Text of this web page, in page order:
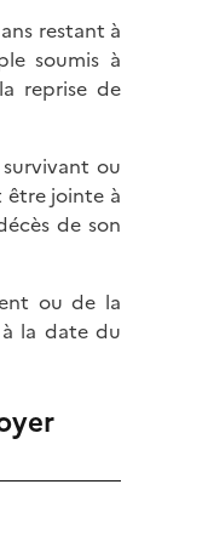
restant à
soumis à
reprise de
ou
jointe à
de son
ou de la
la date du